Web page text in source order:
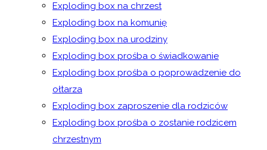
Exploding box na chrzest
Exploding box na komunię
Exploding box na urodziny
Exploding box prośba o świadkowanie
Exploding box prośba o poprowadzenie do
ołtarza
Exploding box zaproszenie dla rodziców
Exploding box prośba o zostanie rodzicem
chrzestnym